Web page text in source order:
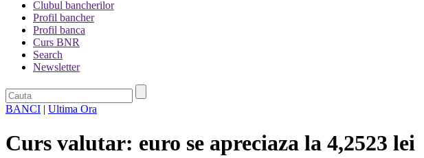
Clubul bancherilor
Profil bancher
Profil banca
Curs BNR
Search
Newsletter
BANCI | Ultima Ora
Curs valutar: euro se apreciaza la 4,2523 lei